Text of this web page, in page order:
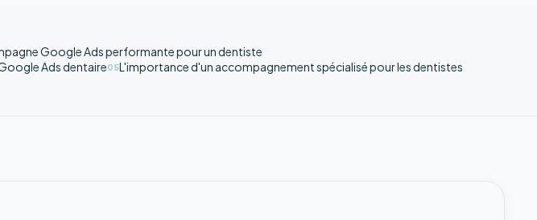
Google Ads performante pour un dentiste
Ads dentaire05L'importance d'un accompagnement spécialisé pour les dentistes